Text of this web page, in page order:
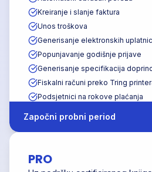
Kreiranje i slanje faktura
Unos troškova
Generisanje elektronskih
Popunjavanje godišnje prijave
Generisanje specifikacija
Fiskalni računi preko Tring
Podsjetnici na rokove plaćanja
Započni probni period
PRO